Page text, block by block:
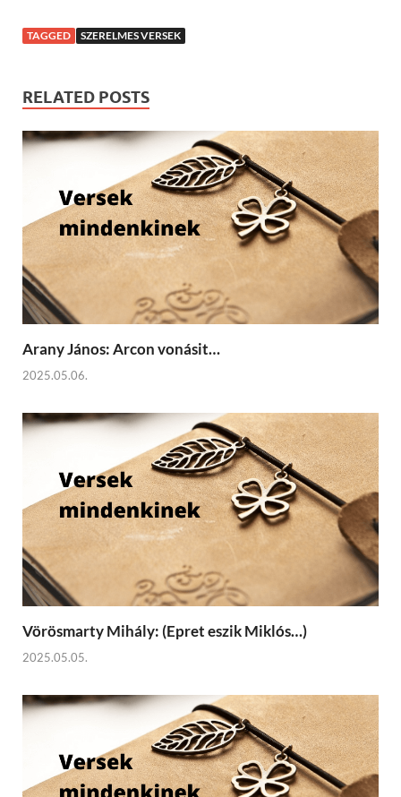
TAGGED SZERELMES VERSEK
RELATED POSTS
Arany János: Arcon vonásit…
2025.05.06.
Vörösmarty Mihály: (Epret eszik Miklós…)
2025.05.05.